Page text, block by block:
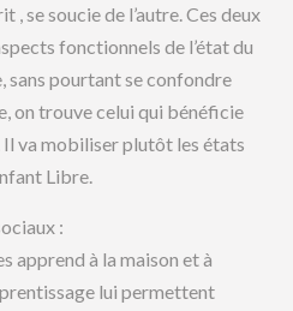
, se soucie de l’autre. Ces deux
fonctionnels de l’état du
sans pourtant se confondre
on trouve celui qui bénéficie
Il va mobiliser plutôt les états
Libre.
:
apprend à la maison et à
lui permettent